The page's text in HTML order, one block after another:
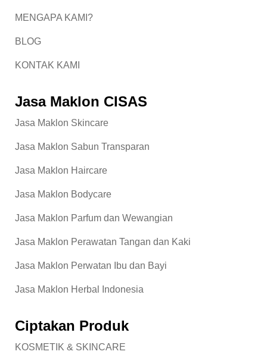
MENGAPA KAMI?
BLOG
KONTAK KAMI
Jasa Maklon CISAS
Jasa Maklon Skincare
Jasa Maklon Sabun Transparan
Jasa Maklon Haircare
Jasa Maklon Bodycare
Jasa Maklon Parfum dan Wewangian
Jasa Maklon Perawatan Tangan dan Kaki
Jasa Maklon Perwatan Ibu dan Bayi
Jasa Maklon Herbal Indonesia
Ciptakan Produk
KOSMETIK & SKINCARE